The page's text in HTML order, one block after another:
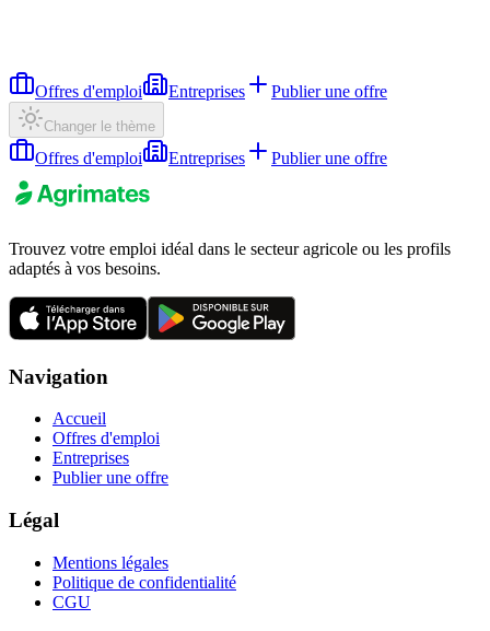
Offres d'emploi Entreprises Publier une offre
Changer le thème
Offres d'emploi Entreprises Publier une offre
Trouvez votre emploi idéal dans le secteur agricole ou les profils
adaptés à vos besoins.
Navigation
Accueil
Offres d'emploi
Entreprises
Publier une offre
Légal
Mentions légales
Politique de confidentialité
CGU